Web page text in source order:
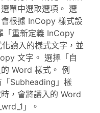
單中選取選項。 選
根據 InCopy 樣式設
「重新定義 InCopy
讀入的樣式文字，並
文字。 選擇「自
Word 樣式。 例
Subheading」樣
，會將讀入的 Word
」。